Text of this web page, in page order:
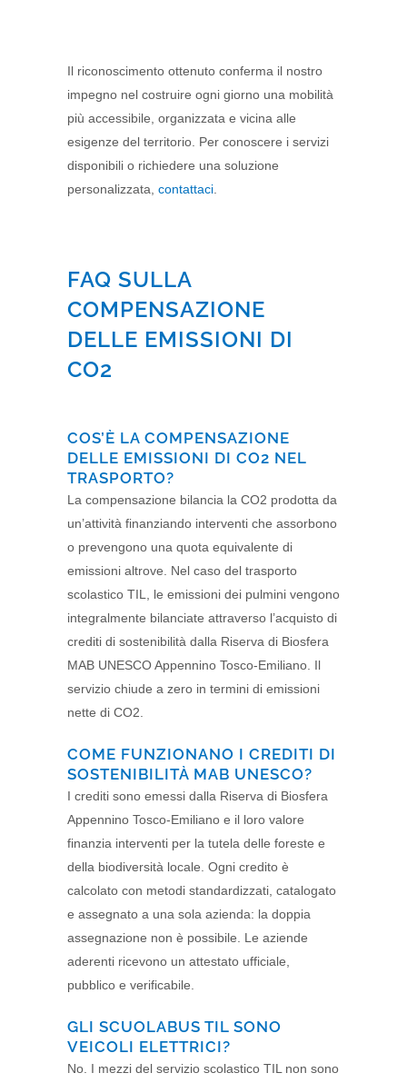
Il riconoscimento ottenuto conferma il nostro
impegno nel costruire ogni giorno una mobilità
più accessibile, organizzata e vicina alle
esigenze del territorio. Per conoscere i servizi
disponibili o richiedere una soluzione
personalizzata, contattaci
FAQ SULLA
COMPENSAZIONE
DELLE EMISSIONI DI
CO2
COS’È LA COMPENSAZIONE
DELLE EMISSIONI DI CO2 NEL
TRASPORTO?
La compensazione bilancia la CO2 prodotta da
un’attività finanziando interventi che assorbono
o prevengono una quota equivalente di
emissioni altrove. Nel caso del trasporto
scolastico TIL, le emissioni dei pulmini vengono
integralmente bilanciate attraverso l’acquisto di
crediti di sostenibilità dalla Riserva di Biosfera
MAB UNESCO Appennino Tosco-Emiliano. Il
servizio chiude a zero in termini di emissioni
nette di CO2.
COME FUNZIONANO I CREDITI DI
SOSTENIBILITÀ MAB UNESCO?
I crediti sono emessi dalla Riserva di Biosfera
Appennino Tosco-Emiliano e il loro valore
finanzia interventi per la tutela delle foreste e
della biodiversità locale. Ogni credito è
calcolato con metodi standardizzati, catalogato
e assegnato a una sola azienda: la doppia
assegnazione non è possibile. Le aziende
aderenti ricevono un attestato ufficiale,
pubblico e verificabile.
GLI SCUOLABUS TIL SONO
VEICOLI ELETTRICI?
No. I mezzi del servizio scolastico TIL non sono